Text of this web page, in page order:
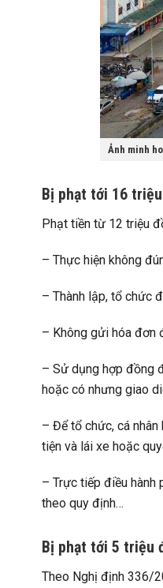
Ảnh minh
Bị phạt tới 16
Phạt tiền từ 12 triệu
– Thực hiện không
– Thành lập, tổ chức
– Không gửi hóa đơn
– Sử dụng hợp đồng
hoặc có nhưng giao
– Để tổ chức, cá
tiện và lái xe hoặc
– Trực tiếp điều hành
theo quy định…
Bị phạt tới 5 triệu
Theo Nghị định 336/